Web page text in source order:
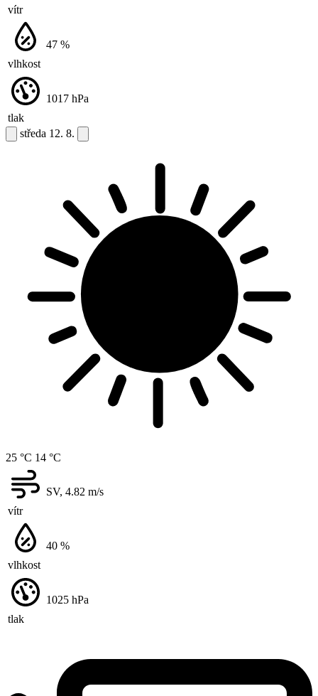
vítr
vlhkost
47 %
tlak
1017 hPa
středa 12. 8.
25 °C 14 °C
vítr
SV, 4.82 m/s
vlhkost
40 %
tlak
1025 hPa